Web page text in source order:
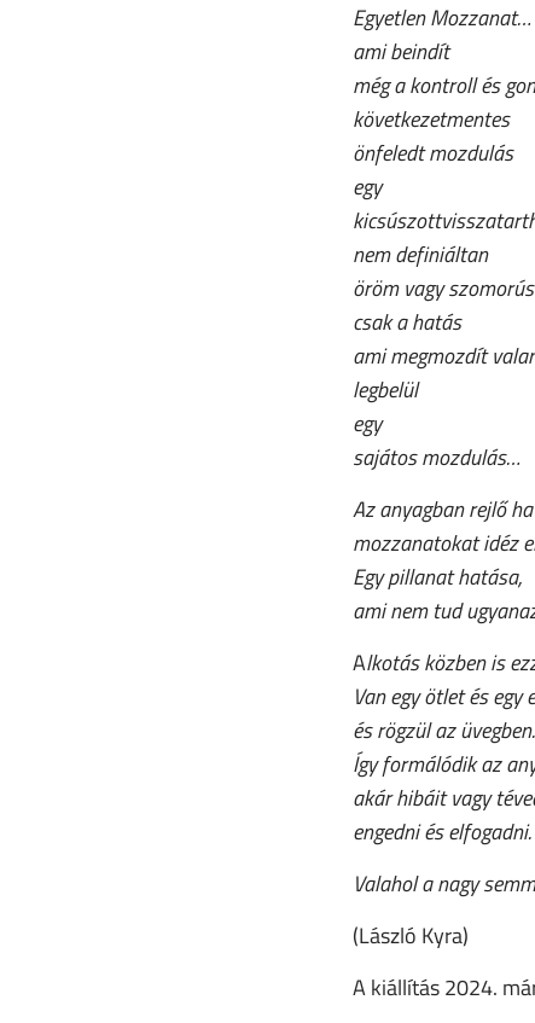
Egyetlen Mozzanat…
ami beindít
még a kontroll és
következetmentes
önfeledt mozdulás
egy
nem definiáltan
öröm vagy
csak a hatás
ami megmozdít
legbelül
egy
sajátos mozdulás…
Az anyagban rejlő
mozzanatokat idéz
Egy pillanat hatása,
ami nem tud
Alkotás közben is
Van egy ötlet és
és rögzül az üvegben.
Így formálódik az
akár hibáit vagy
engedni és elfogadni.
Valahol a nagy
(László Kyra)
A kiállítás 2024.